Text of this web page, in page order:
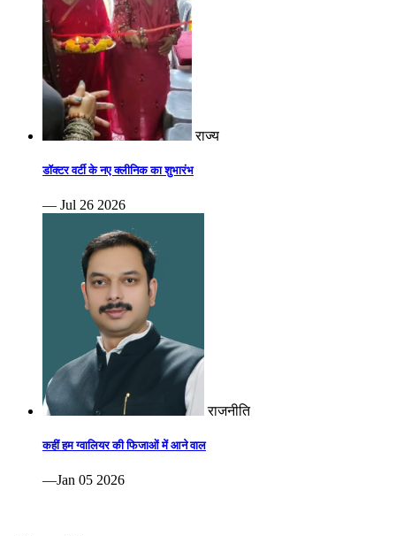
राज्य
डॉक्टर वर्टी के नए क्लीनिक का शुभारंभ
— Jul 26 2026
राजनीति
कहीं हम ग्वालियर की फिजाओं में आने वाल
—Jan 05 2026